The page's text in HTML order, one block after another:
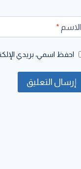
الاسم *
احفظ اسمي، بريدي